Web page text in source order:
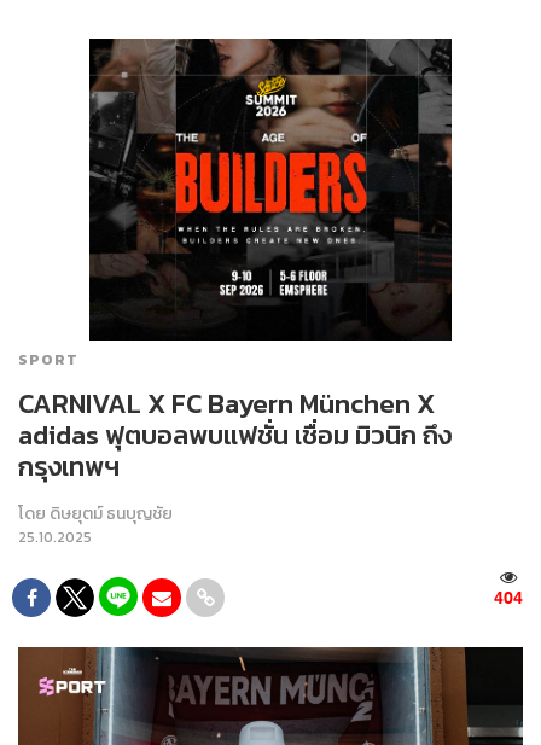
SPORT
CARNIVAL X FC Bayern München X
adidas ฟุตบอลพบแฟชั่น เชื่อม มิวนิก ถึง
กรุงเทพฯ
โดย ดิษยุตม์ ธนบุญชัย
25.10.2025
404